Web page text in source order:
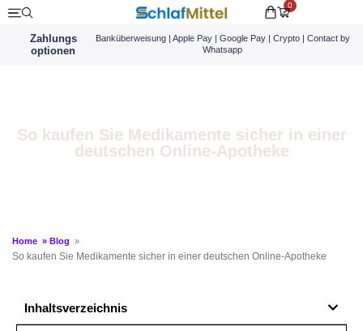
0
Zahlungs
optionen
Banküberweisung | Apple Pay | Google Pay | Crypto | Contact by
Whatsapp
So kaufen Sie Medikamente sicher in einer
deutschen Online-Apotheke
Home » Blog »
So kaufen Sie Medikamente sicher in einer deutschen Online-Apotheke
Inhaltsverzeichnis